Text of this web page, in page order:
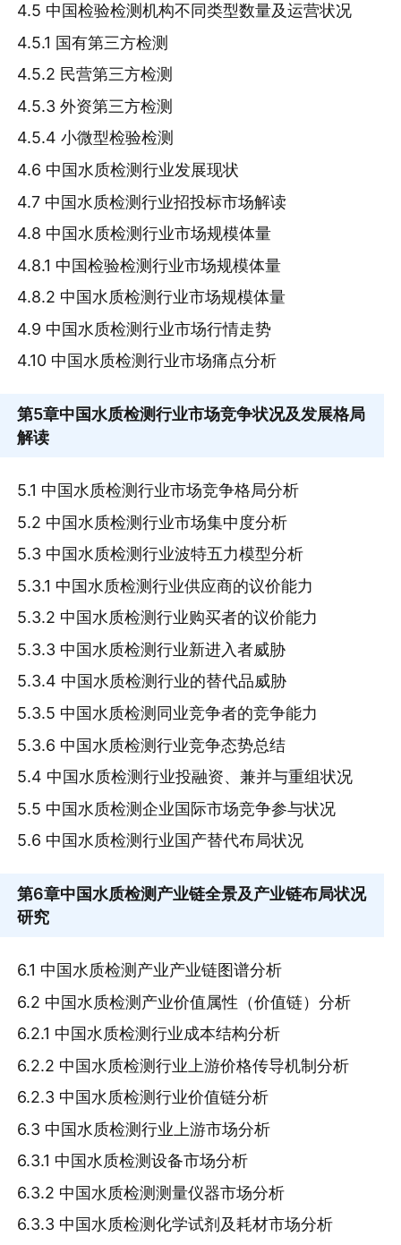
4.5 中国检验检测机构不同类型数量及运营状况
4.5.1 国有第三方检测
4.5.2 民营第三方检测
4.5.3 外资第三方检测
4.5.4 小微型检验检测
4.6 中国水质检测行业发展现状
4.7 中国水质检测行业招投标市场解读
4.8 中国水质检测行业市场规模体量
4.8.1 中国检验检测行业市场规模体量
4.8.2 中国水质检测行业市场规模体量
4.9 中国水质检测行业市场行情走势
4.10 中国水质检测行业市场痛点分析
第5章中国水质检测行业市场竞争状况及发展格局
解读
5.1 中国水质检测行业市场竞争格局分析
5.2 中国水质检测行业市场集中度分析
5.3 中国水质检测行业波特五力模型分析
5.3.1 中国水质检测行业供应商的议价能力
5.3.2 中国水质检测行业购买者的议价能力
5.3.3 中国水质检测行业新进入者威胁
5.3.4 中国水质检测行业的替代品威胁
5.3.5 中国水质检测同业竞争者的竞争能力
5.3.6 中国水质检测行业竞争态势总结
5.4 中国水质检测行业投融资、兼并与重组状况
5.5 中国水质检测企业国际市场竞争参与状况
5.6 中国水质检测行业国产替代布局状况
第6章中国水质检测产业链全景及产业链布局状况
研究
6.1 中国水质检测产业产业链图谱分析
6.2 中国水质检测产业价值属性（价值链）分析
6.2.1 中国水质检测行业成本结构分析
6.2.2 中国水质检测行业上游价格传导机制分析
6.2.3 中国水质检测行业价值链分析
6.3 中国水质检测行业上游市场分析
6.3.1 中国水质检测设备市场分析
6.3.2 中国水质检测测量仪器市场分析
6.3.3 中国水质检测化学试剂及耗材市场分析